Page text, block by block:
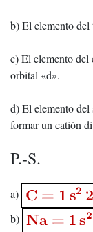
b) El elemento
c) El elemento del
orbital «d».
d) El elemento del
formar un catión
P.-S.
a)
b)